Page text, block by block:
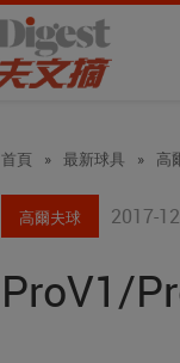
首頁 » 最新球具 » 高
高爾夫球 2017-
ProV1/